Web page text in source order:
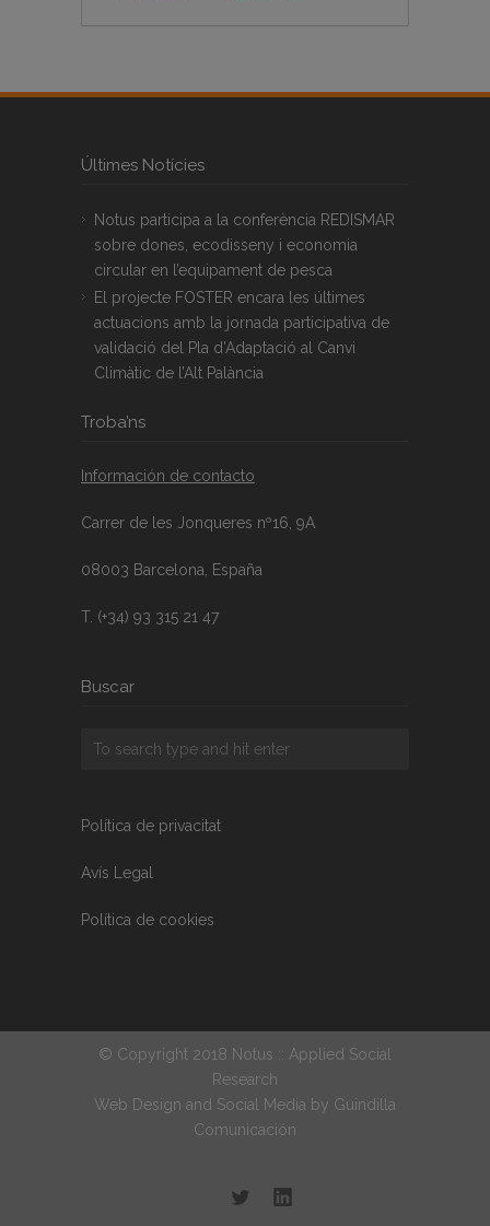
Últimes Notícies
Notus participa a la conferència REDISMAR
sobre dones, ecodisseny i economia
circular en l’equipament de pesca
El projecte FOSTER encara les últimes
actuacions amb la jornada participativa de
validació del Pla d’Adaptació al Canvi
Climàtic de l’Alt Palància
Troba’ns
Información de contacto
Carrer de les Jonqueres nº16, 9A
08003 Barcelona, España
T. (+34) 93 315 21 47
Buscar
Política de privacitat
Avís Legal
Política de cookies
© Copyright 2018 Notus :: Applied Social
Research
Web Design and Social Media by Guindilla
Comunicación